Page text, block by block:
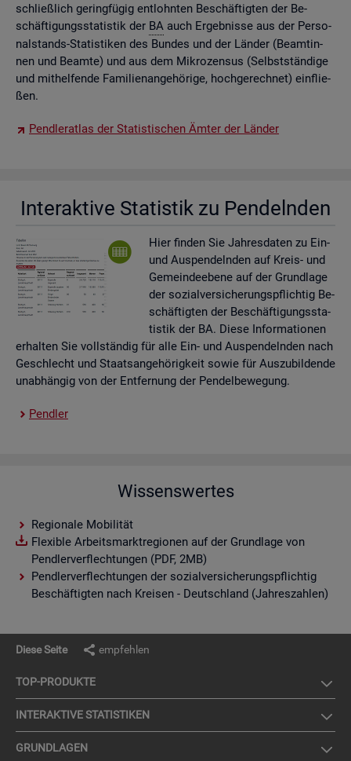
schlie­ß­lich ge­ring­fü­gig ent­lohn­ten Be­schäf­tig­ten der Be­
schäf­ti­gungs­sta­tis­tik der BA auch Er­geb­nis­se aus der Per­so­
nal­stands-Sta­tis­ti­ken des Bun­des und der Län­der (Be­am­tin­
nen und Be­am­te) und aus dem Mi­kro­zen­sus (Selbst­stän­di­ge
und mit­hel­fen­de Fa­mi­li­en­an­ge­hö­ri­ge, hoch­ge­rech­net) ein­flie­
ßen.
Pend­ler­at­las der Sta­tis­ti­schen Ämter der Län­der
In­ter­ak­ti­ve Sta­tis­tik zu Pen­deln­den
Hier fin­den Sie Jah­res­da­ten zu Ein-
und Aus­pen­deln­den auf Kreis- und
Ge­mein­de­ebe­ne auf der Grund­la­ge
der so­zi­al­ver­si­che­rungs­pflich­tig Be­
schäf­tig­ten der Be­schäf­ti­gungs­sta­
tis­tik der BA. Diese In­for­ma­tio­nen
er­hal­ten Sie voll­stän­dig für alle Ein- und Aus­pen­deln­den nach
Ge­schlecht und Staats­an­ge­hö­rig­keit sowie für Aus­zu­bil­den­de
un­ab­hän­gig von der Ent­fer­nung der Pen­del­be­we­gung.
Pend­ler
Wissenswertes
Regionale Mobilität
Flexible Arbeitsmarktregionen auf der Grundlage von
Pendlerverflechtungen (PDF, 2MB)
Pendlerverflechtungen der sozialversicherungspflichtig
Beschäftigten nach Kreisen - Deutschland (Jahreszahlen)
Diese Seite empfehlen
TOP-PRO­DUK­TE
IN­TER­AK­TI­VE STA­TIS­TI­KEN
GRUND­LA­GEN